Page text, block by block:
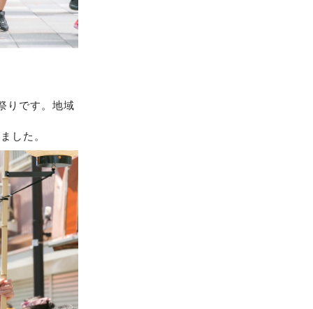
りです。地域
した。